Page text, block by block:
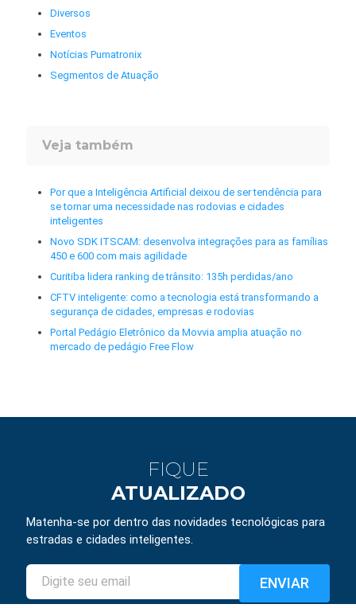
Diversos
Eventos
Notícias Pumatronix
Segmentos de Atuação
Veja também
Por que a Inteligência Artificial deixou de ser tendência para
se tornar uma necessidade nas rodovias e cidades
inteligentes
Novo SDK ITSCAM: desenvolva integrações para as famílias
450 e 600 com mais agilidade
Curitiba lidera ranking de trânsito: 135h perdidas/ano
CFTV inteligente: como a tecnologia está transformando a
segurança de cidades, empresas e rodovias
Portal Pedágio Eletrônico da Movvia amplia atuação no
mercado de pedágio Free Flow
FIQUE
ATUALIZADO
Matenha-se por dentro das novidades tecnológicas para
estradas e cidades inteligentes.